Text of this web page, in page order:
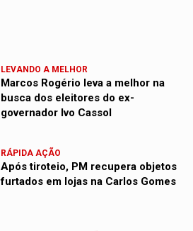
LEVANDO A MELHOR
Marcos Rogério leva a melhor na
busca dos eleitores do ex-
governador Ivo Cassol
RÁPIDA AÇÃO
Após tiroteio, PM recupera objetos
furtados em lojas na Carlos Gomes